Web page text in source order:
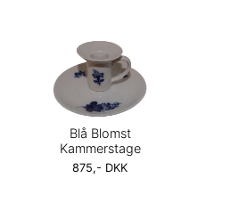
Blå Blomst
Kammerstage
875,- DKK